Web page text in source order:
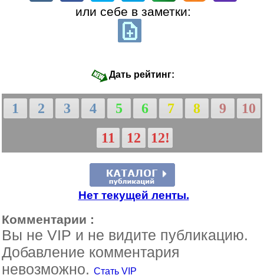
или себе в заметки:
Дать рейтинг:
1 2 3 4 5 6 7 8 9
10
11
12 12!
Нет текущей ленты.
Комментарии :
Вы не VIP и не видите публикацию.
Добавление комментария
невозможно. Стать VIP